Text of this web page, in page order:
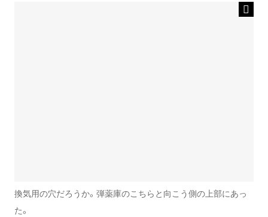
換気用の穴だろうか。弾薬庫のこちらと向こう側の上部にあっ
た。